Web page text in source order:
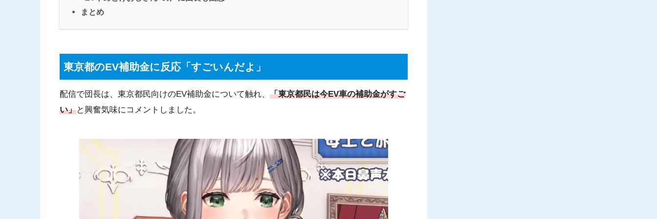
まとめ
東京都のEV補助金に反応「すごいんだよ」
配信で団長は、東京都民向けのEV補助金について触れ、 「東京都民は今EV車の補助金がすご
い」と興奮気味にコメントしました。